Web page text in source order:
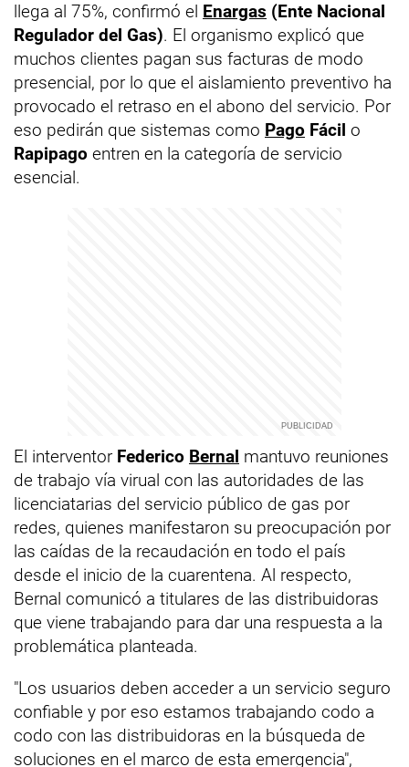
llega al 75%, confirmó el Enargas (Ente Nacional
Regulador del Gas). El organismo explicó que
muchos clientes pagan sus facturas de modo
presencial, por lo que el aislamiento preventivo ha
provocado el retraso en el abono del servicio. Por
eso pedirán que sistemas como Pago Fácil o
Rapipago entren en la categoría de servicio
esencial.
El interventor Federico Bernal mantuvo reuniones
de trabajo vía virual con las autoridades de las
licenciatarias del servicio público de gas por
redes, quienes manifestaron su preocupación por
las caídas de la recaudación en todo el país
desde el inicio de la cuarentena. Al respecto,
Bernal comunicó a titulares de las distribuidoras
que viene trabajando para dar una respuesta a la
problemática planteada.
"Los usuarios deben acceder a un servicio seguro
confiable y por eso estamos trabajando codo a
codo con las distribuidoras en la búsqueda de
soluciones en el marco de esta emergencia",